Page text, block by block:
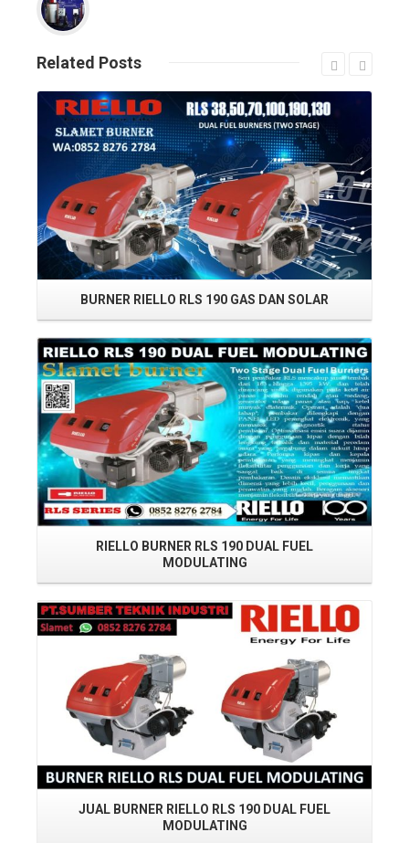
Related Posts
BURNER RIELLO RLS 190 GAS DAN SOLAR
RIELLO BURNER RLS 190 DUAL FUEL
MODULATING
JUAL BURNER RIELLO RLS 190 DUAL FUEL
MODULATING